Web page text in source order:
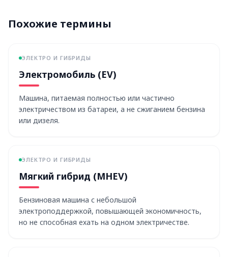
Похожие термины
ЭЛЕКТРО И ГИБРИДЫ
Электромобиль (EV)
Машина, питаемая полностью или частично
электричеством из батареи, а не сжиганием бензина
или дизеля.
ЭЛЕКТРО И ГИБРИДЫ
Мягкий гибрид (MHEV)
Бензиновая машина с небольшой
электроподдержкой, повышающей экономичность,
но не способная ехать на одном электричестве.